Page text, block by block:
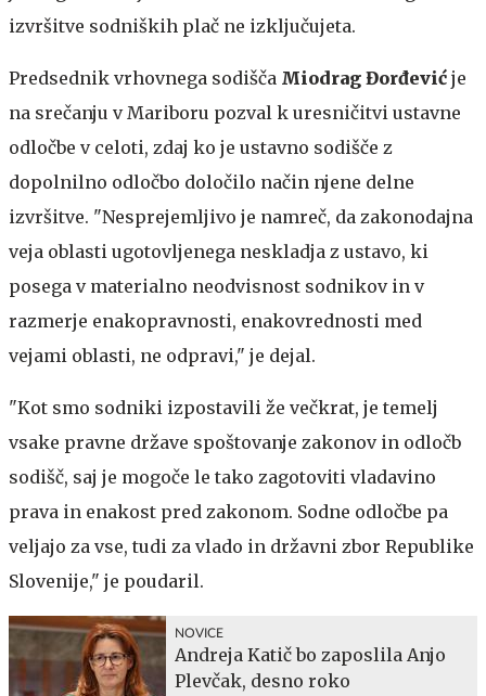
izvršitve sodniških plač ne izključujeta.
Predsednik vrhovnega sodišča Miodrag Đorđević je
na srečanju v Mariboru pozval k uresničitvi ustavne
odločbe v celoti, zdaj ko je ustavno sodišče z
dopolnilno odločbo določilo način njene delne
izvršitve. "Nesprejemljivo je namreč, da zakonodajna
veja oblasti ugotovljenega neskladja z ustavo, ki
posega v materialno neodvisnost sodnikov in v
razmerje enakopravnosti, enakovrednosti med
vejami oblasti, ne odpravi," je dejal.
"Kot smo sodniki izpostavili že večkrat, je temelj
vsake pravne države spoštovanje zakonov in odločb
sodišč, saj je mogoče le tako zagotoviti vladavino
prava in enakost pred zakonom. Sodne odločbe pa
veljajo za vse, tudi za vlado in državni zbor Republike
Slovenije," je poudaril.
NOVICE
Andreja Katič bo zaposlila Anjo
Plevčak, desno roko